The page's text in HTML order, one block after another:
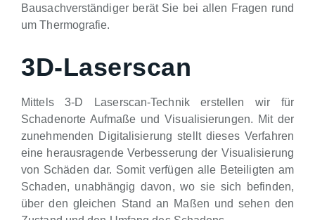
Bausachverständiger berät Sie bei allen Fragen rund
um Thermografie.
3D-Laserscan
Mittels 3-D Laserscan-Technik erstellen wir für
Schadenorte Aufmaße und Visualisierungen. Mit der
zunehmenden Digitalisierung stellt dieses Verfahren
eine herausragende Verbesserung der Visualisierung
von Schäden dar. Somit verfügen alle Beteiligten am
Schaden, unabhängig davon, wo sie sich befinden,
über den gleichen Stand an Maßen und sehen den